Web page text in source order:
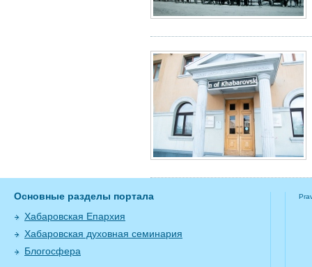
Основные разделы портала
Хабаровская Епархия
Хабаровская духовная семинария
Блогосфера